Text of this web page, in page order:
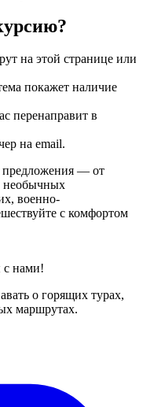
на этой странице или
покажет наличие
перенаправит в
на email.
предложения — от
необычных
военно-
с комфортом
с нами!
о горящих турах,
маршрутах.